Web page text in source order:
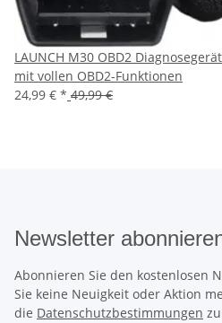
LAUNCH M30 OBD2
mit vollen OBD2-Funktionen
24,99 € * 49,99 €
Newsletter
Abonnieren Sie den kostenlosen
Sie keine Neuigkeit oder Aktion
die Datenschutzbestimmungen